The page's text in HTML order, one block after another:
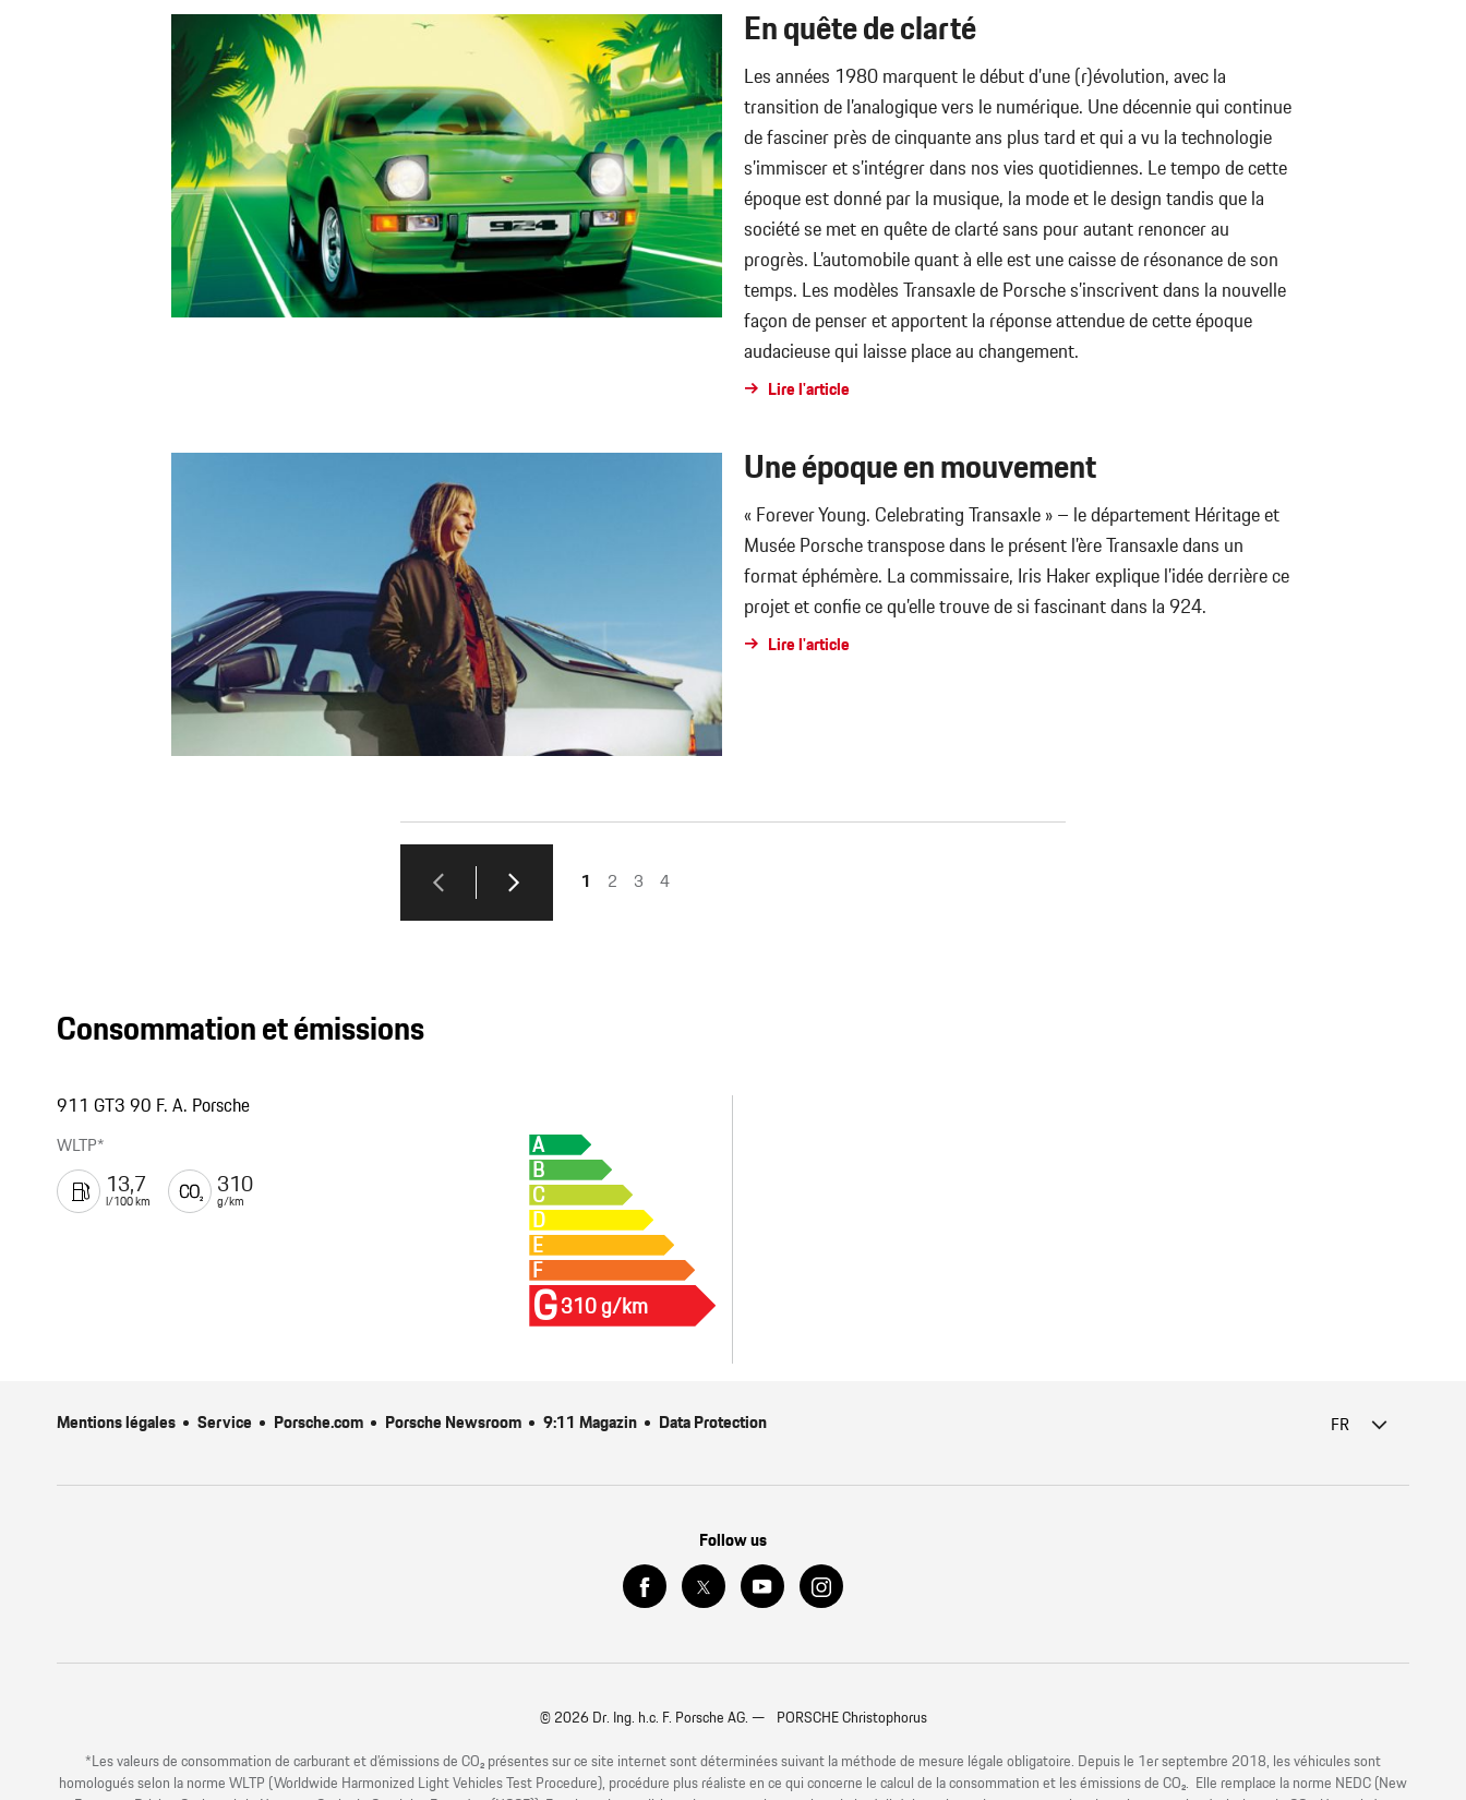
En quête de clarté
Les années 1980 marquent le début d’une (r)évolution, avec la
transition de l’analogique vers le numérique. Une décennie qui continue
de fasciner près de cinquante ans plus tard et qui a vu la technologie
s’immiscer et s’intégrer dans nos vies quotidiennes. Le tempo de cette
époque est donné par la musique, la mode et le design tandis que la
société se met en quête de clarté sans pour autant renoncer au
progrès. L’automobile quant à elle est une caisse de résonance de son
temps. Les modèles Transaxle de Porsche s’inscrivent dans la nouvelle
façon de penser et apportent la réponse attendue de cette époque
audacieuse qui laisse place au changement.
Lire l'article
Une époque en mouvement
« Forever Young. Celebrating Transaxle » – le département Héritage et
Musée Porsche transpose dans le présent l’ère Transaxle dans un
format éphémère. La commissaire, Iris Haker explique l’idée derrière ce
projet et confie ce qu’elle trouve de si fascinant dans la 924.
Lire l'article
1 2 3 4
Consommation et émissions
911 GT3 90 F. A. Porsche
WLTP*
13,7
l/100 km
310
g/km
A
B
C
D
E
F
G310 g/km
Mentions légales Service Porsche.com Porsche Newsroom 9:11 Magazin Data Protection FR
Follow us
© 2026 Dr. Ing. h.c. F. Porsche AG. — PORSCHE Christophorus
*Les valeurs de consommation de carburant et d’émissions de CO₂ présentes sur ce site internet sont déterminées suivant la méthode de mesure légale obligatoire. Depuis le 1er septembre 2018, les véhicules sont
homologués selon la norme WLTP (Worldwide Harmonized Light Vehicles Test Procedure), procédure plus réaliste en ce qui concerne le calcul de la consommation et les émissions de CO₂. Elle remplace la norme NEDC (New